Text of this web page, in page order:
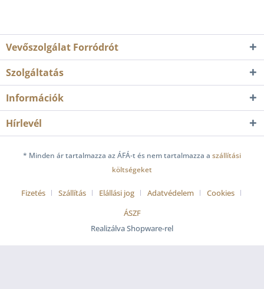
Vevőszolgálat Forródrót
Szolgáltatás
Információk
Hírlevél
* Minden ár tartalmazza az ÁFÁ-t és nem tartalmazza a szállítási
költségeket
Fizetés Szállítás Elállási jog Adatvédelem
Cookies
ÁSZF
Realizálva Shopware-rel